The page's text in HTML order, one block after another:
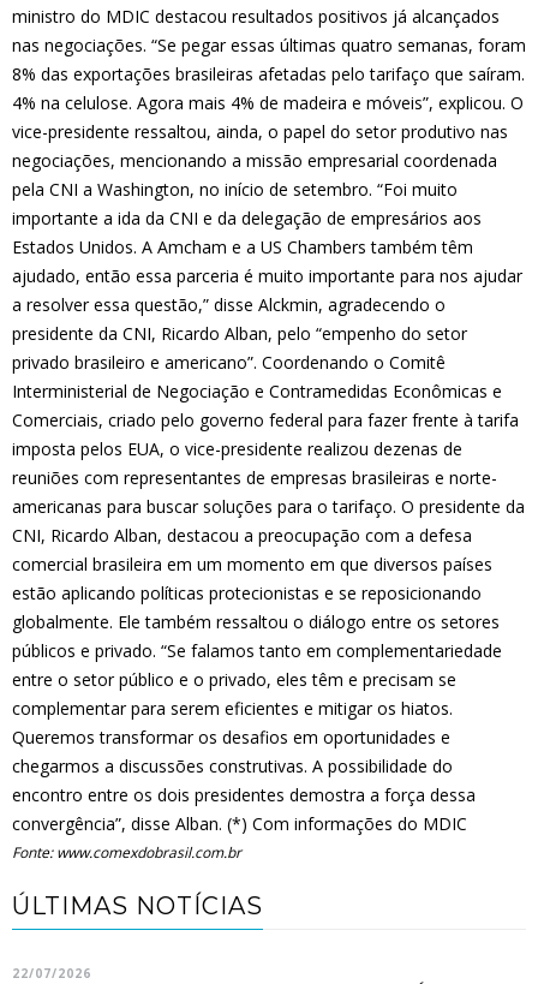
ministro do MDIC destacou resultados positivos já alcançados
nas negociações. “Se pegar essas últimas quatro semanas, foram
8% das exportações brasileiras afetadas pelo tarifaço que saíram.
4% na celulose. Agora mais 4% de madeira e móveis”, explicou. O
vice-presidente ressaltou, ainda, o papel do setor produtivo nas
negociações, mencionando a missão empresarial coordenada
pela CNI a Washington, no início de setembro. “Foi muito
importante a ida da CNI e da delegação de empresários aos
Estados Unidos. A Amcham e a US Chambers também têm
ajudado, então essa parceria é muito importante para nos ajudar
a resolver essa questão,” disse Alckmin, agradecendo o
presidente da CNI, Ricardo Alban, pelo “empenho do setor
privado brasileiro e americano”. Coordenando o Comitê
Interministerial de Negociação e Contramedidas Econômicas e
Comerciais, criado pelo governo federal para fazer frente à tarifa
imposta pelos EUA, o vice-presidente realizou dezenas de
reuniões com representantes de empresas brasileiras e norte-
americanas para buscar soluções para o tarifaço. O presidente da
CNI, Ricardo Alban, destacou a preocupação com a defesa
comercial brasileira em um momento em que diversos países
estão aplicando políticas protecionistas e se reposicionando
globalmente. Ele também ressaltou o diálogo entre os setores
públicos e privado. “Se falamos tanto em complementariedade
entre o setor público e o privado, eles têm e precisam se
complementar para serem eficientes e mitigar os hiatos.
Queremos transformar os desafios em oportunidades e
chegarmos a discussões construtivas. A possibilidade do
encontro entre os dois presidentes demostra a força dessa
convergência”, disse Alban. (*) Com informações do MDIC
Fonte: www.comexdobrasil.com.br
ÚLTIMAS NOTÍCIAS
22/07/2026